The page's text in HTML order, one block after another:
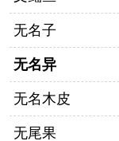
无名子
无名异
无名木皮
无尾果